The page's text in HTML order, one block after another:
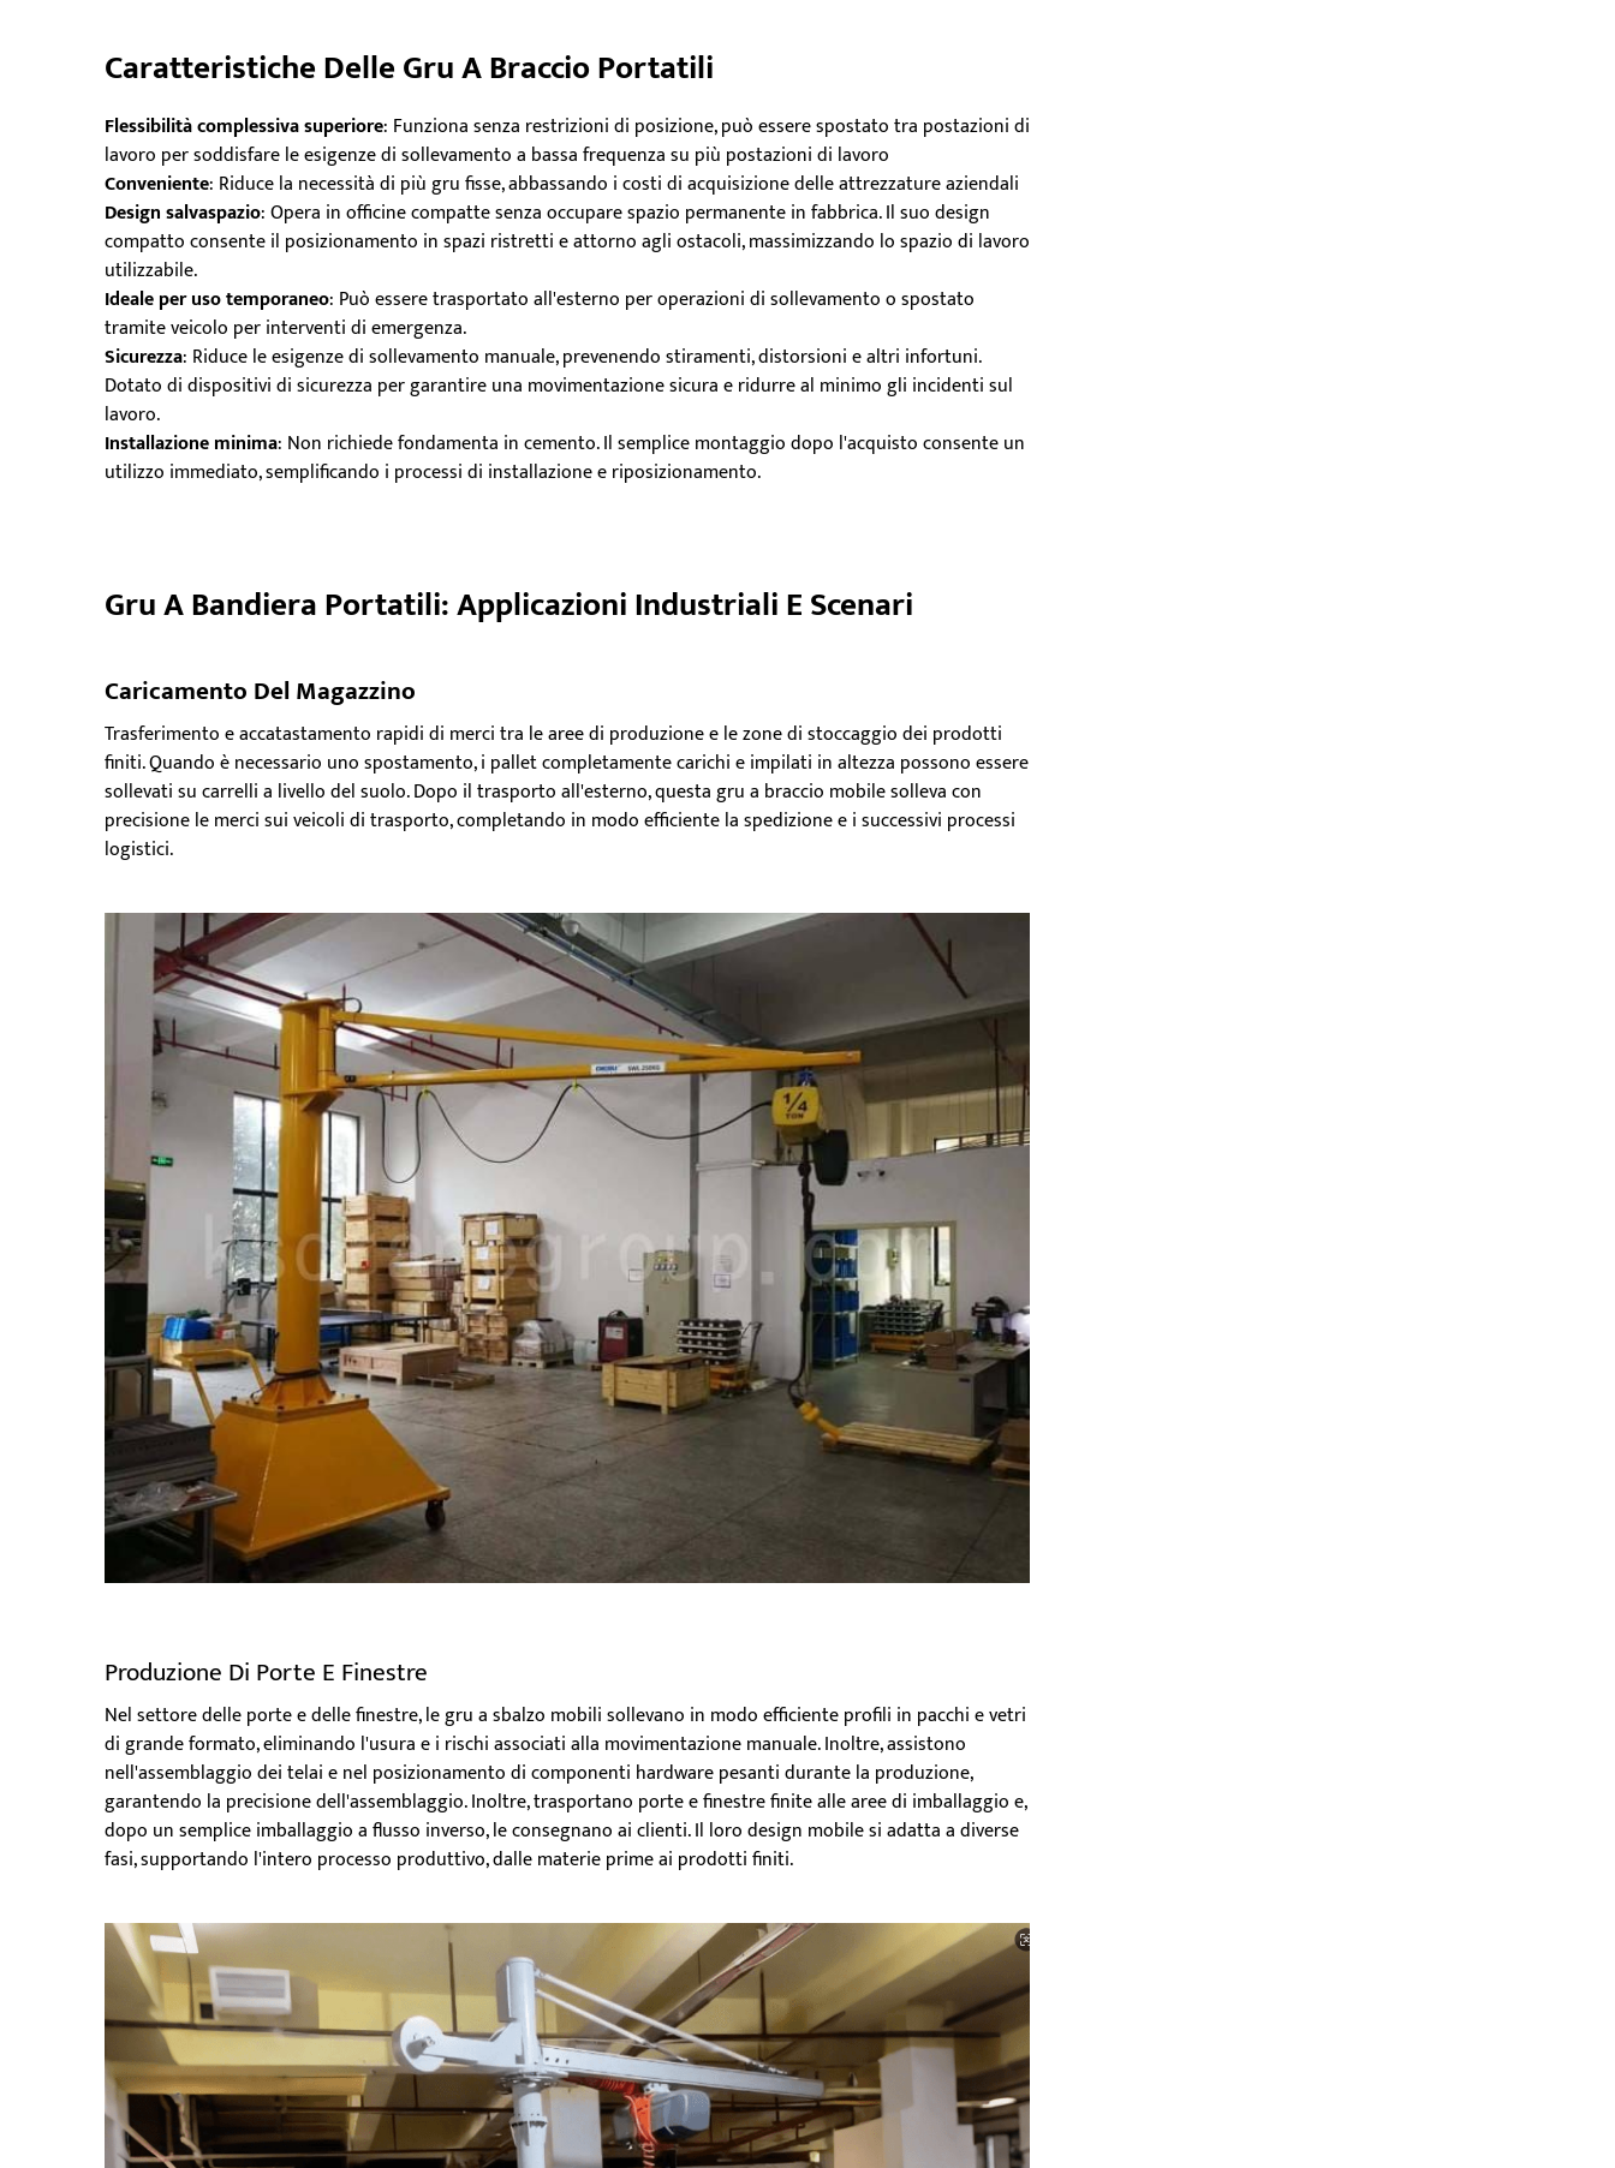
Caratteristiche Delle Gru A Braccio Portatili
Flessibilità complessiva superiore: Funziona senza restrizioni di posizione, può essere spostato tra postazioni di
lavoro per soddisfare le esigenze di sollevamento a bassa frequenza su più postazioni di lavoro
Conveniente: Riduce la necessità di più gru fisse, abbassando i costi di acquisizione delle attrezzature aziendali
Design salvaspazio: Opera in officine compatte senza occupare spazio permanente in fabbrica. Il suo design
compatto consente il posizionamento in spazi ristretti e attorno agli ostacoli, massimizzando lo spazio di lavoro
utilizzabile.
Ideale per uso temporaneo: Può essere trasportato all'esterno per operazioni di sollevamento o spostato
tramite veicolo per interventi di emergenza.
Sicurezza: Riduce le esigenze di sollevamento manuale, prevenendo stiramenti, distorsioni e altri infortuni.
Dotato di dispositivi di sicurezza per garantire una movimentazione sicura e ridurre al minimo gli incidenti sul
lavoro.
Installazione minima: Non richiede fondamenta in cemento. Il semplice montaggio dopo l'acquisto consente un
utilizzo immediato, semplificando i processi di installazione e riposizionamento.
Gru A Bandiera Portatili: Applicazioni Industriali E Scenari
Caricamento Del Magazzino
Trasferimento e accatastamento rapidi di merci tra le aree di produzione e le zone di stoccaggio dei prodotti
finiti. Quando è necessario uno spostamento, i pallet completamente carichi e impilati in altezza possono essere
sollevati su carrelli a livello del suolo. Dopo il trasporto all'esterno, questa gru a braccio mobile solleva con
precisione le merci sui veicoli di trasporto, completando in modo efficiente la spedizione e i successivi processi
logistici.
Produzione Di Porte E Finestre
Nel settore delle porte e delle finestre, le gru a sbalzo mobili sollevano in modo efficiente profili in pacchi e vetri
di grande formato, eliminando l'usura e i rischi associati alla movimentazione manuale. Inoltre, assistono
nell'assemblaggio dei telai e nel posizionamento di componenti hardware pesanti durante la produzione,
garantendo la precisione dell'assemblaggio. Inoltre, trasportano porte e finestre finite alle aree di imballaggio e,
dopo un semplice imballaggio a flusso inverso, le consegnano ai clienti. Il loro design mobile si adatta a diverse
fasi, supportando l'intero processo produttivo, dalle materie prime ai prodotti finiti.